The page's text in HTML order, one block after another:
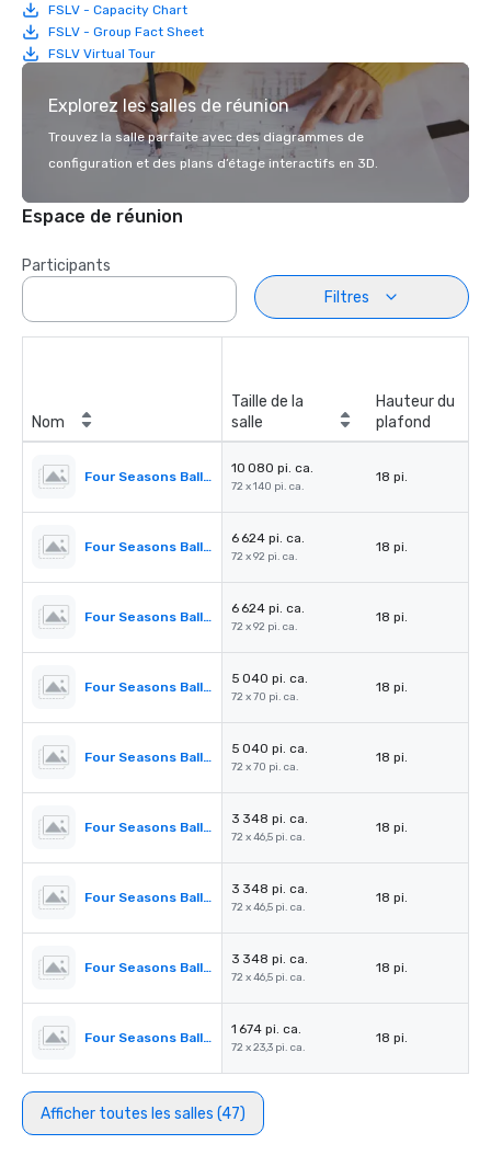
FSLV - Capacity Chart
FSLV - Group Fact Sheet
FSLV Virtual Tour
Explorez les salles de réunion
Trouvez la salle parfaite avec des diagrammes de
configuration et des plans d’étage interactifs en 3D.
Espace de réunion
Participants
Filtres
Nom
Taille de la
salle
Hauteur du
plafond
Four Seasons Ballroom
10 080 pi. ca.
72 x 140 pi. ca.
18 pi.
Four Seasons Ballroom 1,2,3
6 624 pi. ca.
72 x 92 pi. ca.
18 pi.
Four Seasons Ballroom 2,3,4
6 624 pi. ca.
72 x 92 pi. ca.
18 pi.
Four Seasons Ballroom 1,2
5 040 pi. ca.
72 x 70 pi. ca.
18 pi.
Four Seasons Ballroom 3,4
5 040 pi. ca.
72 x 70 pi. ca.
18 pi.
Four Seasons Ballroom 1
3 348 pi. ca.
72 x 46,5 pi. ca.
18 pi.
Four Seasons Ballroom 4
3 348 pi. ca.
72 x 46,5 pi. ca.
18 pi.
Four Seasons Ballroom 2,3
3 348 pi. ca.
72 x 46,5 pi. ca.
18 pi.
Four Seasons Ballroom 2
1 674 pi. ca.
72 x 23,3 pi. ca.
18 pi.
Afficher toutes les salles (47)